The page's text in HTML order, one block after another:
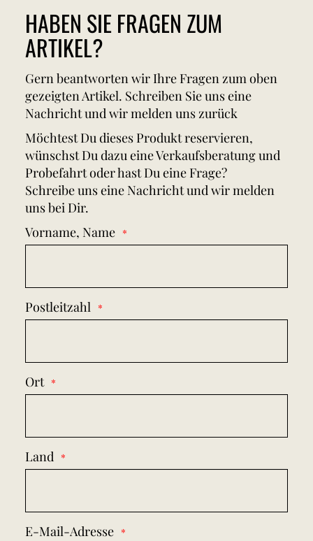
HABEN SIE FRAGEN ZUM
ARTIKEL?
Gern beantworten wir Ihre Fragen zum oben
gezeigten Artikel. Schreiben Sie uns eine
Nachricht und wir melden uns zurück
Möchtest Du dieses Produkt reservieren,
wünschst Du dazu eine Verkaufsberatung und
Probefahrt oder hast Du eine Frage?
Schreibe uns eine Nachricht und wir melden
uns bei Dir.
Vorname, Name
Postleitzahl
Ort
Land
E-Mail-Adresse